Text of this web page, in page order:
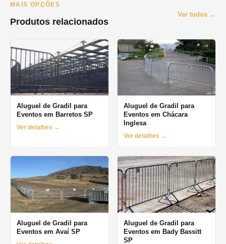
MAIS OPÇÕES
Produtos relacionados
Ver todos →
Aluguel de Gradil para
Eventos em Barretos SP
Ver detalhes →
Aluguel de Gradil para
Eventos em Chácara
Inglesa
Ver detalhes →
Aluguel de Gradil para
Eventos em Avaí SP
Aluguel de Gradil para
Eventos em Bady Bassitt
SP